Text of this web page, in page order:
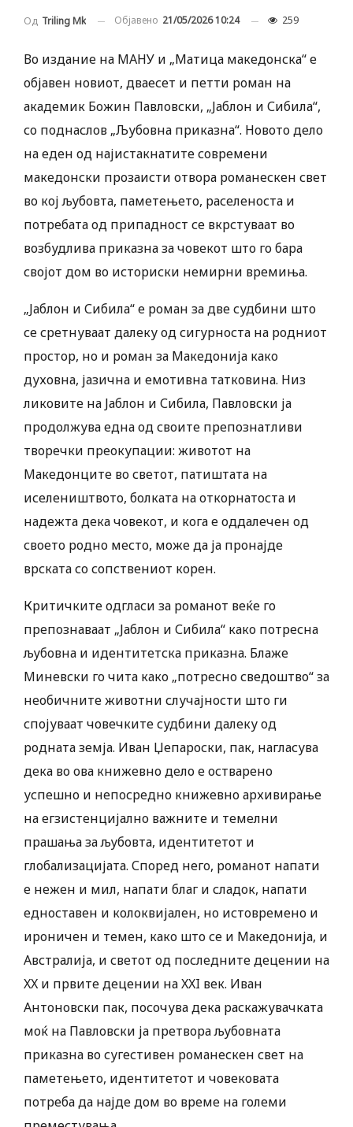
Од Triling Mk Објавено 21/05/2026 10:24 259
Во издание на МАНУ и „Матица македонска“ е
објавен новиот, дваесет и петти роман на
академик Божин Павловски, „Јаблон и Сибила“,
со поднаслов „Љубовна приказна“. Новото дело
на еден од најистакнатите современи
македонски прозаисти отвора романескен свет
во кој љубовта, паметењето, раселеноста и
потребата од припадност се вкрстуваат во
возбудлива приказна за човекот што го бара
својот дом во историски немирни времиња.
„Јаблон и Сибила“ е роман за две судбини што
се сретнуваат далеку од сигурноста на родниот
простор, но и роман за Македонија како
духовна, јазична и емотивна татковина. Низ
ликовите на Јаблон и Сибила, Павловски ја
продолжува една од своите препознатливи
творечки преокупации: животот на
Македонците во светот, патиштата на
иселеништвото, болката на откорнатоста и
надежта дека човекот, и кога е оддалечен од
своето родно место, може да ја пронајде
врската со сопствениот корен.
Критичките одгласи за романот веќе го
препознаваат „Јаблон и Сибила“ како потресна
љубовна и идентитетска приказна. Блаже
Миневски го чита како „потресно сведоштво“ за
необичните животни случајности што ги
спојуваат човечките судбини далеку од
родната земја. Иван Џепароски, пак, нагласува
дека во ова книжевно дело е остварено
успешно и непосредно книжевно архивирање
на егзистенцијално важните и темелни
прашања за љубовта, идентитетот и
глобализацијата. Според него, романот напати
е нежен и мил, напати благ и сладок, напати
едноставен и колоквијален, но истовремено и
ироничен и темен, како што се и Македонија, и
Австралија, и светот од последните децении на
XX и првите децении на XXI век. Иван
Антоновски пак, посочува дека раскажувачката
моќ на Павловски ја претвора љубовната
приказна во сугестивен романескен свет на
паметењето, идентитетот и човековата
потреба да најде дом во време на големи